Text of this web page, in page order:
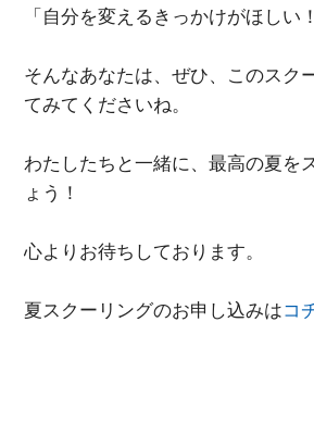
「自分を変えるきっかけがほしい！
そんなあなたは、ぜひ、このスク
てみてくださいね。
わたしたちと一緒に、最高の夏を
ょう！
心よりお待ちしております。
夏スクーリングのお申し込みはコ